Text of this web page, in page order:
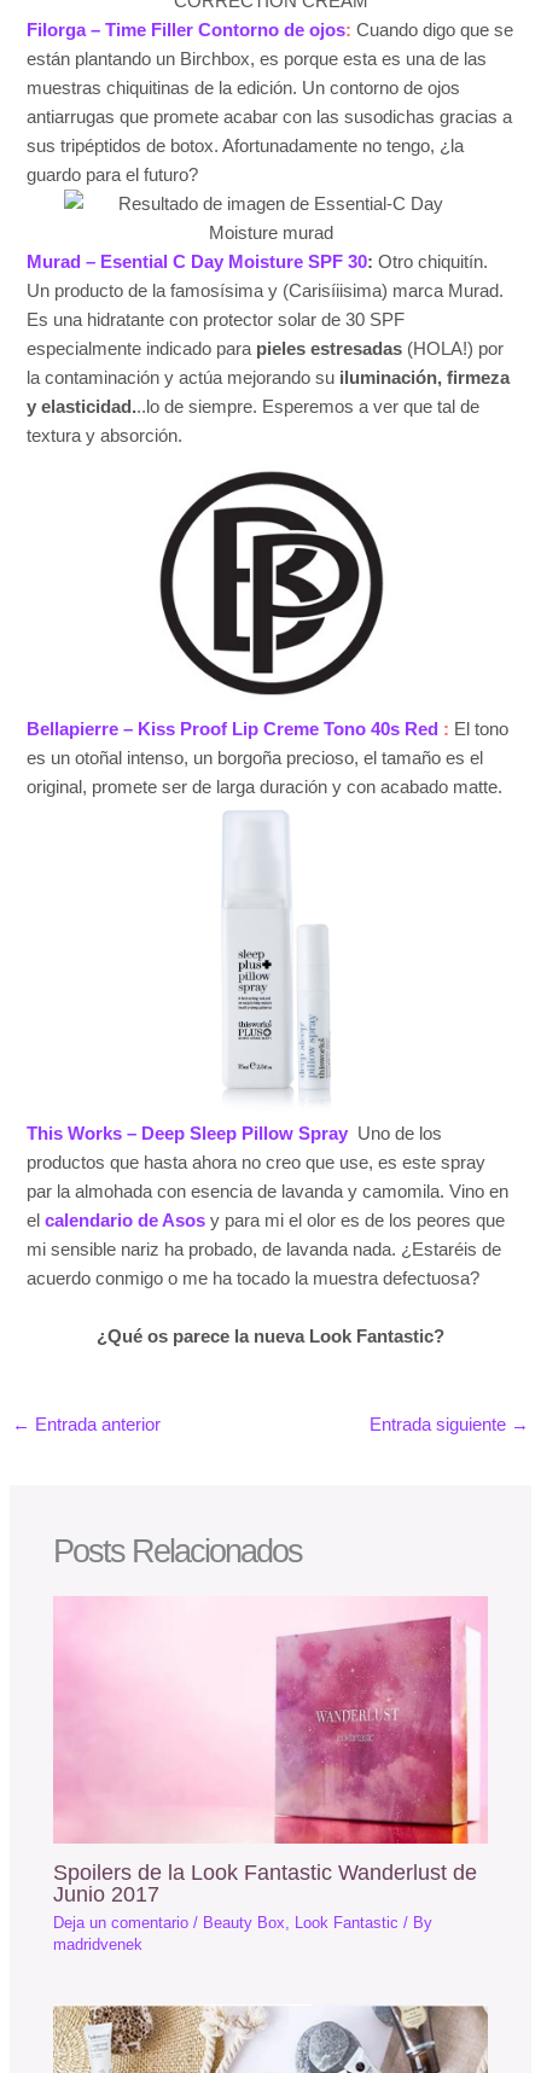
Filorga – Time Filler Contorno de ojos: Cuando digo que se
están plantando un Birchbox, es porque esta es una de las
muestras chiquitinas de la edición. Un contorno de ojos
antiarrugas que promete acabar con las susodichas gracias a
sus tripéptidos de botox. Afortunadamente no tengo, ¿la
guardo para el futuro?
Murad – Esential C Day Moisture SPF 30: Otro chiquitín.
Un producto de la famosísima y (Carisíiisima) marca Murad.
Es una hidratante con protector solar de 30 SPF
especialmente indicado para pieles estresadas (HOLA!) por
la contaminación y actúa mejorando su iluminación, firmeza
y elasticidad...lo de siempre. Esperemos a ver que tal de
textura y absorción.
Bellapierre – Kiss Proof Lip Creme Tono 40s Red : El tono
es un otoñal intenso, un borgoña precioso, el tamaño es el
original, promete ser de larga duración y con acabado matte.
This Works – Deep Sleep Pillow Spray Uno de los
productos que hasta ahora no creo que use, es este spray
par la almohada con esencia de lavanda y camomila. Vino en
elcalendario de Asos y para mi el olor es de los peores que
mi sensible nariz ha probado, de lavanda nada. ¿Estaréis de
acuerdo conmigo o me ha tocado la muestra defectuosa?
¿Qué os parece la nueva Look Fantastic?
← Entrada anterior Entrada siguiente →
Posts Relacionados
Spoilers de la Look Fantastic Wanderlust de
Junio 2017
Deja un comentario / Beauty Box, Look Fantastic / By
madridvenek